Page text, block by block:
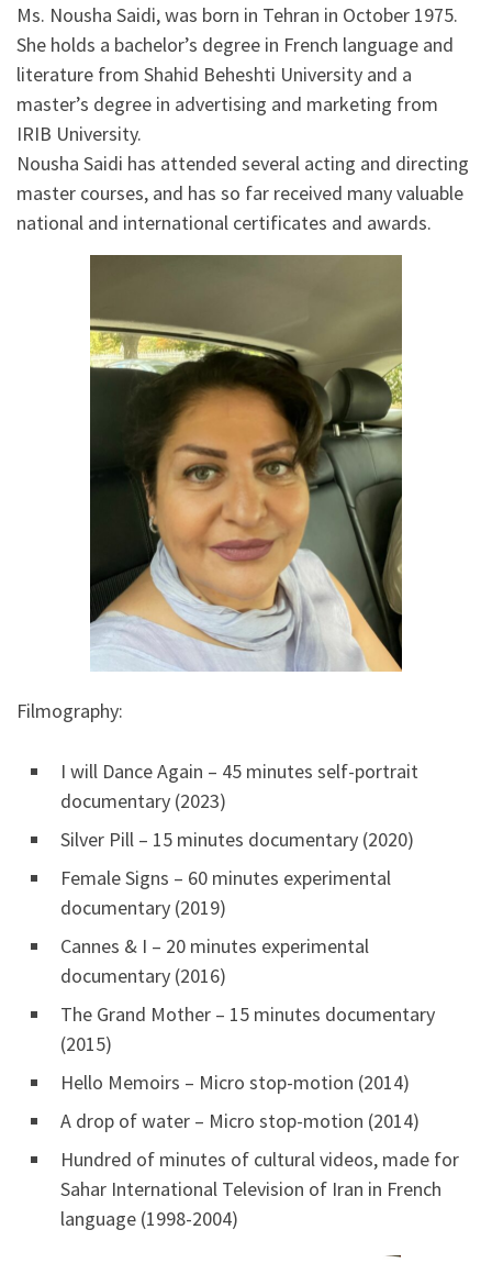
Ms. Nousha Saidi, was born in Tehran in October 1975.
She holds a bachelor’s degree in French language and
literature from Shahid Beheshti University and a
master’s degree in advertising and marketing from
IRIB University.
Nousha Saidi has attended several acting and directing
master courses, and has so far received many valuable
national and international certificates and awards.
Filmography:
I will Dance Again – 45 minutes self-portrait
documentary (2023)
Silver Pill – 15 minutes documentary (2020)
Female Signs – 60 minutes experimental
documentary (2019)
Cannes & I – 20 minutes experimental
documentary (2016)
The Grand Mother – 15 minutes documentary
(2015)
Hello Memoirs – Micro stop-motion (2014)
A drop of water – Micro stop-motion (2014)
⁠Hundred of minutes of cultural videos, made for
Sahar International Television of Iran in French
language (1998-2004)